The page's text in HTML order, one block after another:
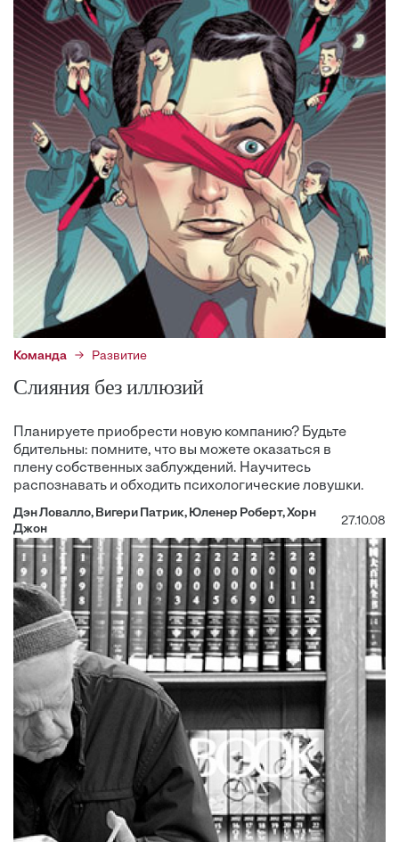
Команда Развитие
Слияния без иллюзий
Планируете приобрести новую компанию? Будьте
бдительны: помните, что вы можете оказаться в
плену собственных заблуждений. Научитесь
распознавать и обходить психологические ловушки.
Дэн Ловалло, Вигери Патрик, Юленер Роберт, Хорн
Джон
27.10.08